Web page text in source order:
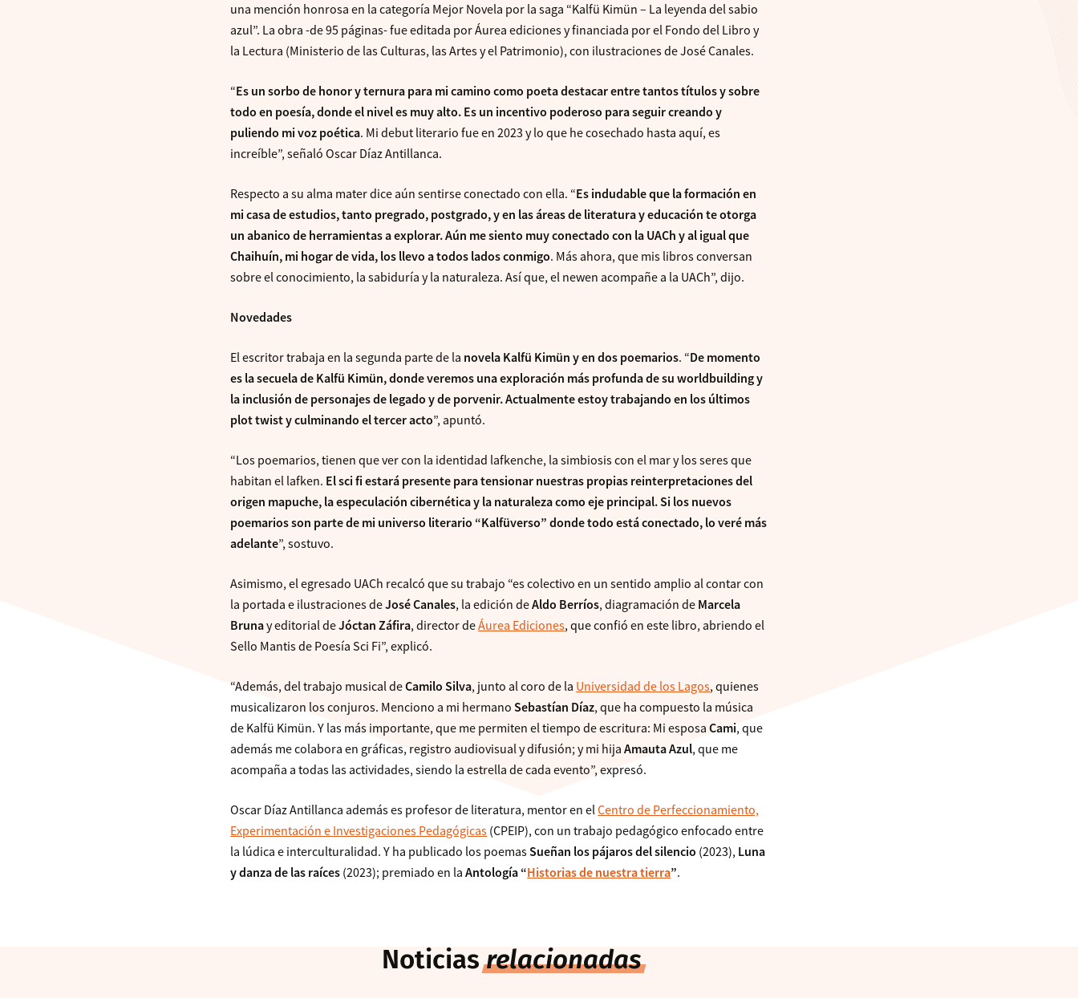
una mención honrosa en la categoría Mejor Novela por la saga “Kalfü Kimün – La leyenda del sabio
azul”. La obra -de 95 páginas- fue editada por Áurea ediciones y financiada por el Fondo del Libro y
la Lectura (Ministerio de las Culturas, las Artes y el Patrimonio), con ilustraciones de José Canales.
“Es un sorbo de honor y ternura para mi camino como poeta destacar entre tantos títulos y sobre
todo en poesía, donde el nivel es muy alto. Es un incentivo poderoso para seguir creando y
puliendo mi voz poética. Mi debut literario fue en 2023 y lo que he cosechado hasta aquí, es
increíble”, señaló Oscar Díaz Antillanca.
Respecto a su alma mater dice aún sentirse conectado con ella. “Es indudable que la formación en
mi casa de estudios, tanto pregrado, postgrado, y en las áreas de literatura y educación te otorga
un abanico de herramientas a explorar. Aún me siento muy conectado con la UACh y al igual que
Chaihuín, mi hogar de vida, los llevo a todos lados conmigo. Más ahora, que mis libros conversan
sobre el conocimiento, la sabiduría y la naturaleza. Así que, el newen acompañe a la UACh”, dijo.
Novedades
El escritor trabaja en la segunda parte de la novela Kalfü Kimün y en dos poemarios. “De momento
es la secuela de Kalfü Kimün, donde veremos una exploración más profunda de su worldbuilding y
la inclusión de personajes de legado y de porvenir. Actualmente estoy trabajando en los últimos
plot twist y culminando el tercer acto”, apuntó.
“Los poemarios, tienen que ver con la identidad lafkenche, la simbiosis con el mar y los seres que
habitan el lafken. El sci fi estará presente para tensionar nuestras propias reinterpretaciones del
origen mapuche, la especulación cibernética y la naturaleza como eje principal. Si los nuevos
poemarios son parte de mi universo literario “Kalfüverso” donde todo está conectado, lo veré más
adelante”, sostuvo.
Asimismo, el egresado UACh recalcó que su trabajo “es colectivo en un sentido amplio al contar con
la portada e ilustraciones deJosé Canales, la edición deAldo Berríos, diagramación de Marcela
Brunay editorial deJóctan Záfira, director deÁurea Ediciones, que confió en este libro, abriendo el
Sello Mantis de Poesía Sci Fi”, explicó.
“Además, del trabajo musical deCamilo Silva, junto al coro de la Universidad de los Lagos, quienes
musicalizaron los conjuros. Menciono a mi hermanoSebastían Díaz, que ha compuesto la música
de Kalfü Kimün. Y las más importante, que me permiten el tiempo de escritura: Mi esposaCami, que
además me colabora en gráficas, registro audiovisual y difusión; y mi hijaAmauta Azul, que me
acompaña a todas las actividades, siendo la estrella de cada evento”, expresó.
Oscar Díaz Antillanca además es profesor de literatura, mentor en elCentro de Perfeccionamiento,
Experimentación e Investigaciones Pedagógicas (CPEIP), con un trabajo pedagógico enfocado entre
la lúdica e interculturalidad. Y ha publicado los poemasSueñan los pájaros del silencio (2023), Luna
y danza de las raíces (2023); premiado en laAntología “Historias de nuestra tierra”.
Noticiasrelacionadas